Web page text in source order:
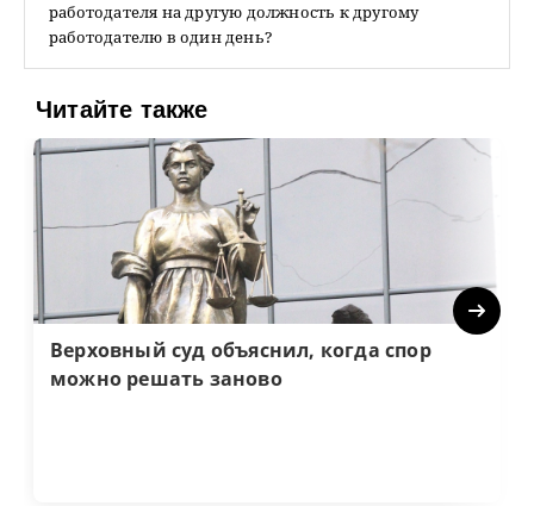
работодателя на другую должность к другому
работодателю в один день?
Читайте также
Верховный суд объяснил, когда спор
можно решать заново
Next